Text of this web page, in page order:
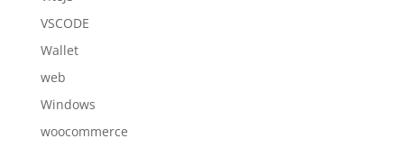
VSCODE
Wallet
web
Windows
woocommerce